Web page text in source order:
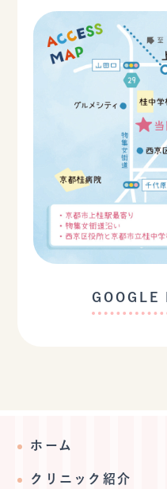
GOOGLE
ホーム
クリニック紹介